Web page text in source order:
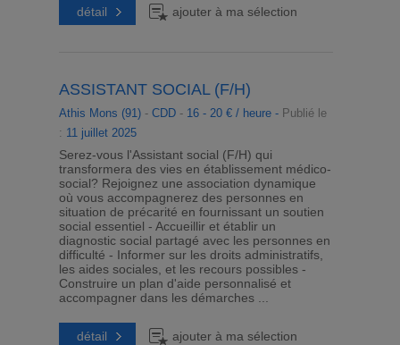
détail ajouter à ma sélection
ASSISTANT SOCIAL (F/H)
Athis Mons (91)- CDD - 16 - 20 € / heure - Publié le
: 11 juillet 2025
Serez-vous l'Assistant social (F/H) qui
transformera des vies en établissement médico-
social? Rejoignez une association dynamique
où vous accompagnerez des personnes en
situation de précarité en fournissant un soutien
social essentiel - Accueillir et établir un
diagnostic social partagé avec les personnes en
difficulté - Informer sur les droits administratifs,
les aides sociales, et les recours possibles -
Construire un plan d'aide personnalisé et
accompagner dans les démarches ...
détail ajouter à ma sélection